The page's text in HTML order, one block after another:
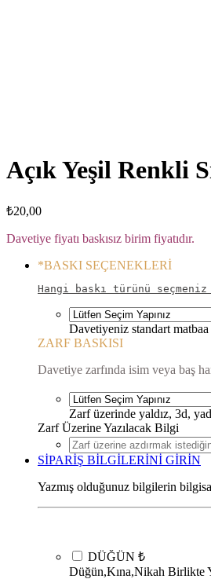
Açık Yeşil Renkli
₺20,00
Davetiye fiyatı baskısız birim fiyatıdır.
*BASKI SEÇENEKLERİ
Hangi baskı türünü
Davetiyeniz standart matbaa
ZARF BASKISI
Davetiye zarfında isim veya baş
Zarf üzerinde yaldız, 3d,
Zarf Üzerine Yazılacak Bilgi
SİPARİŞ BİLGİLERİNİ GİRİN
Yazmış olduğunuz bilgilerin
DÜĞÜN ₺
Düğün,Kına,Nikah Birlikte